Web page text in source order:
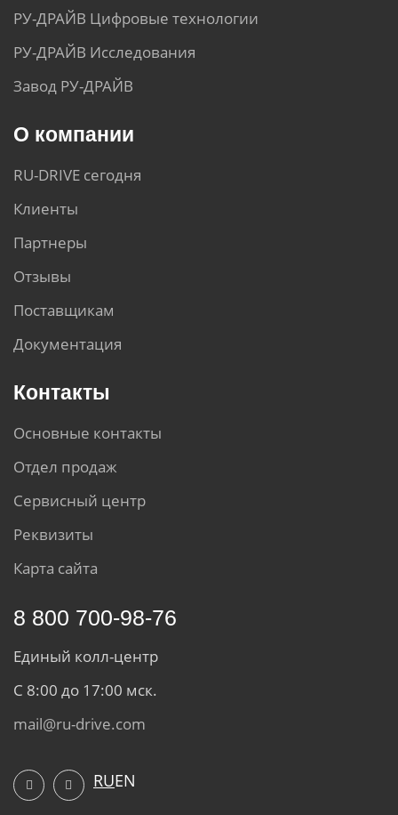
РУ-ДРАЙВ Цифровые технологии
РУ-ДРАЙВ Исследования
Завод РУ-ДРАЙВ
О компании
RU-DRIVE сегодня
Клиенты
Партнеры
Отзывы
Поставщикам
Документация
Контакты
Основные контакты
Отдел продаж
Сервисный центр
Реквизиты
Карта сайта
8 800 700-98-76
Единый колл-центр
С 8:00 до 17:00 мск.
mail@ru-drive.com
RUEN